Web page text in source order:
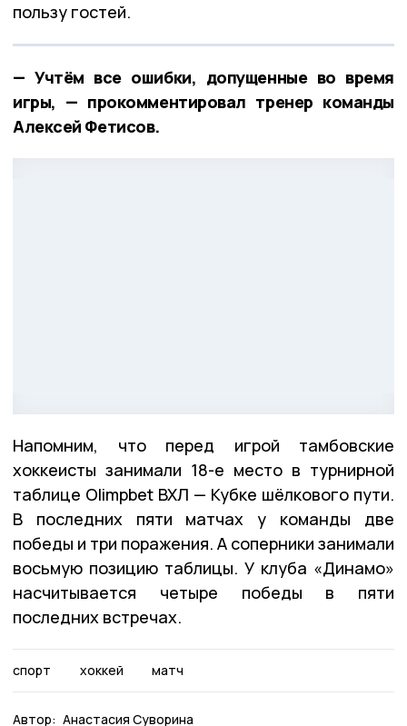
пользу гостей.
— Учтём все ошибки, допущенные во время
игры, — прокомментировал тренер команды
Алексей Фетисов.
Напомним, что перед игрой тамбовские
хоккеисты занимали 18-е место в турнирной
таблице Olimpbet ВХЛ — Кубке шёлкового пути.
В последних пяти матчах у команды две
победы и три поражения. А соперники занимали
восьмую позицию таблицы. У клуба «Динамо»
насчитывается четыре победы в пяти
последних встречах.
спорт хоккей матч
Автор: Анастасия Суворина